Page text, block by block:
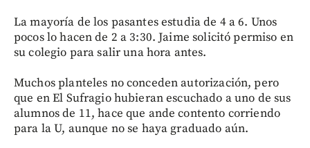
La mayoría de los pasantes estudia de 4 a 6. Unos
pocos lo hacen de 2 a 3:30. Jaime solicitó permiso en
su colegio para salir una hora antes.
Muchos planteles no conceden autorización, pero
que en El Sufragio hubieran escuchado a uno de sus
alumnos de 11, hace que ande contento corriendo
para la U, aunque no se haya graduado aún.